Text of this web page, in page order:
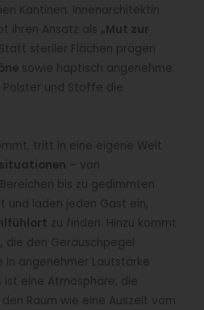
Kantinen. Innenarchitektin
ihren Ansatz als „Mut zur
. Statt steriler Flächen prägen
sowie haptisch angenehme
Polster und Stoffe die
tritt in eine eigene Welt
– von
bis zu gedimmten
und laden jeden Gast ein,
zu finden. Hinzu kommt
, die den Geräuschpegel
in angenehmer Lautstärke
ist eine Atmosphäre, die
Raum wie eine Auszeit vom